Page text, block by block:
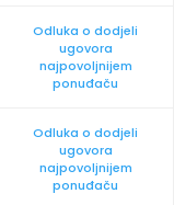
Odluka o dodjeli
ugovora
najpovoljnijem
ponuđaču
Odluka o dodjeli
ugovora
najpovoljnijem
ponuđaču